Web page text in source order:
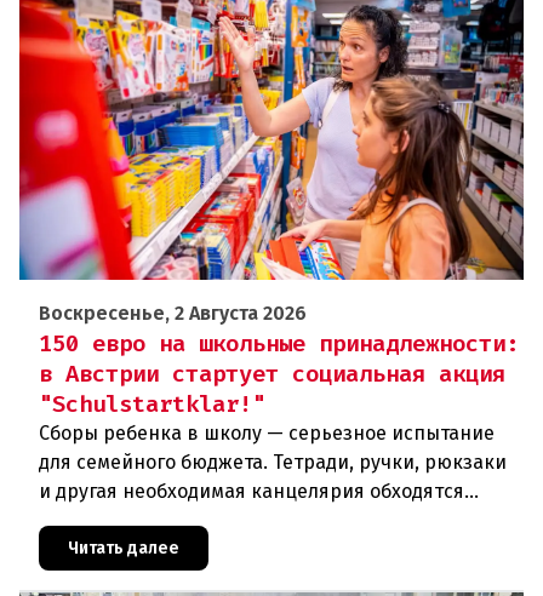
Воскресенье, 2 Августа 2026
150 евро на школьные принадлежности:
в Австрии стартует социальная акция
"Schulstartklar!"
Сборы ребенка в школу — серьезное испытание
для семейного бюджета. Тетради, ручки, рюкзаки
и другая необходимая канцелярия обходятся
семьи с низкими доходам
Читать далее